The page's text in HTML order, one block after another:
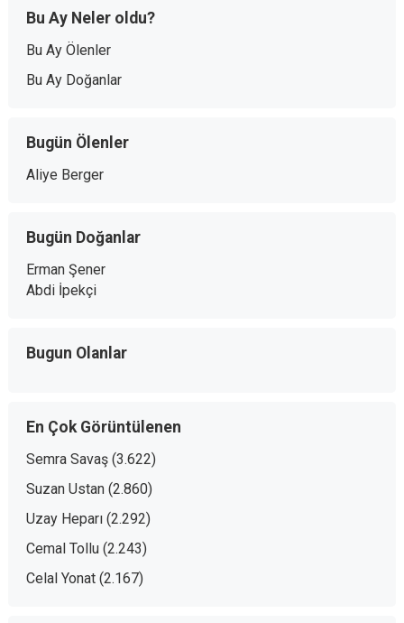
Bu Ay Neler oldu?
Bu Ay Ölenler
Bu Ay Doğanlar
Bugün Ölenler
Aliye Berger
Bugün Doğanlar
Erman Şener
Abdi İpekçi
Bugun Olanlar
En Çok Görüntülenen
Semra Savaş (3.622)
Suzan Ustan (2.860)
Uzay Heparı (2.292)
Cemal Tollu (2.243)
Celal Yonat (2.167)